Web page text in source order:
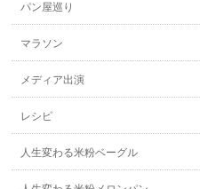
パン屋巡り
マラソン
メディア出演
レシピ
人生変わる米粉ベーグル